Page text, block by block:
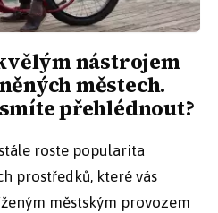
nástrojem
městech.
přehlédnout?
roste popularita
prostředků, které vás
městským provozem